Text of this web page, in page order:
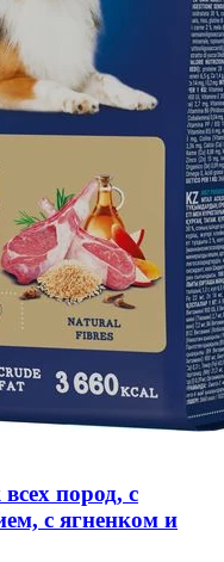
пород, с
с ягненком и